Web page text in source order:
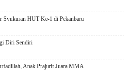
Syukuran HUT Ke-1 di Pekanbaru
Diri Sendiri
Anak Prajurit Juara MMA